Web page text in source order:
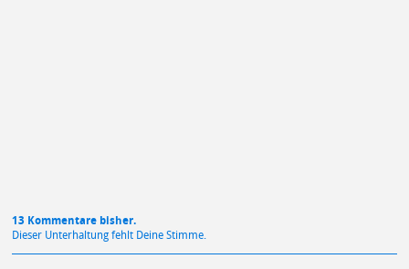
13 Kommentare bisher.
Dieser Unterhaltung fehlt Deine Stimme.